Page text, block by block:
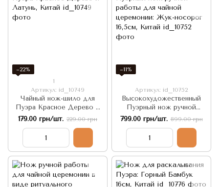
−22%
1
Артикул: id_10749
Чайный нож-шило для
Пуэра Красное Дерево и
Латунь, Китай
179.00 грн/шт. 229.00 грн
−11%
Артикул: id_10752
Высокохудожественный
Пуэрный нож ручной
работы для чайной
церемонии: Жук-носорог
16,5см, Китай
799.00 грн/шт. 899.00 грн